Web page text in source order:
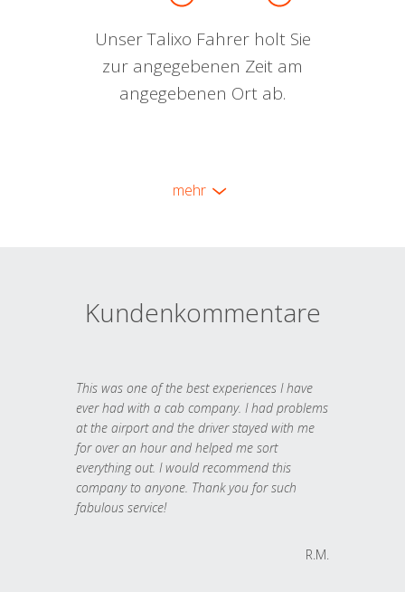
Unser Talixo Fahrer holt Sie
zur angegebenen Zeit am
angegebenen Ort ab.
mehr
Kundenkommentare
This was one of the best experiences I have
ever had with a cab company. I had problems
at the airport and the driver stayed with me
for over an hour and helped me sort
everything out. I would recommend this
company to anyone. Thank you for such
fabulous service!
R.M.